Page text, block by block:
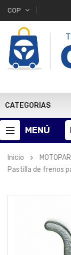
COP
CATEGORIAS
MENÚ
Inicio
Pastilla de frenos